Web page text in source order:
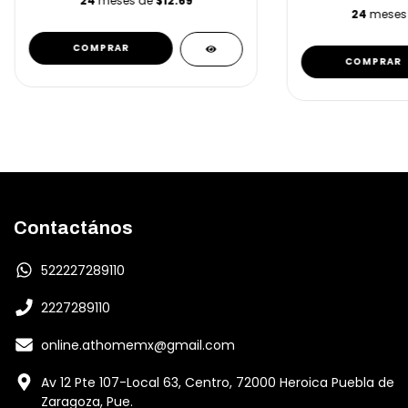
24
Contactános
522227289110
2227289110
online.athomemx@gmail.com
Av 12 Pte 107-Local 63, Centro, 72000 Heroica Puebla de
Zaragoza, Pue.